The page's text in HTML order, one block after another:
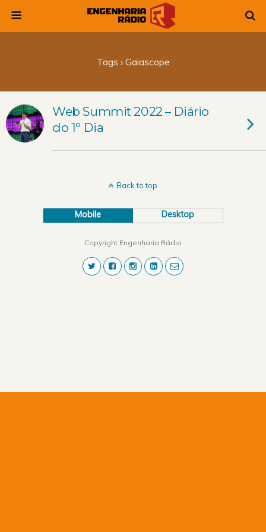
Tags › Gaiascope
Web Summit 2022 – Diário
do 1º Dia
Back to top
Mobile Desktop
Copyright Engenharia Rádio